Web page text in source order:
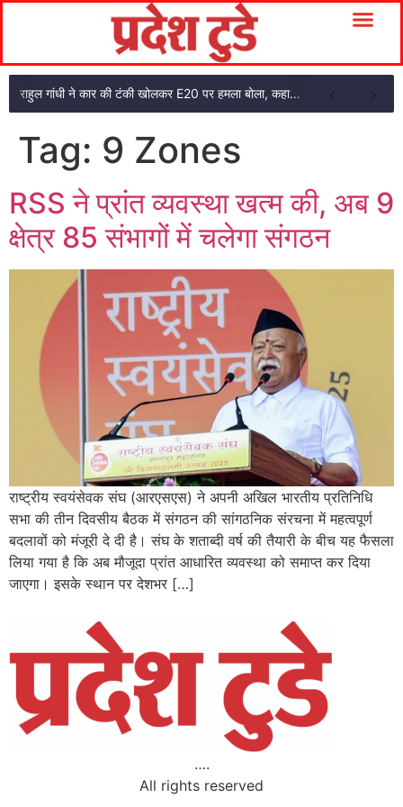
राहुल गांधी ने कार की टंकी खोलकर E20 पर हमला बोला, कहा- पूरी दाल ही काली है
Tag: 9 Zones
RSS ने प्रांत व्यवस्था खत्म की, अब 9
क्षेत्र 85 संभागों में चलेगा संगठन
राष्ट्रीय स्वयंसेवक संघ (आरएसएस) ने अपनी अखिल भारतीय प्रतिनिधि
सभा की तीन दिवसीय बैठक में संगठन की सांगठनिक संरचना में महत्वपूर्ण
बदलावों को मंजूरी दे दी है। संघ के शताब्दी वर्ष की तैयारी के बीच यह फैसला
लिया गया है कि अब मौजूदा प्रांत आधारित व्यवस्था को समाप्त कर दिया
जाएगा। इसके स्थान पर देशभर […]
….
All rights reserved